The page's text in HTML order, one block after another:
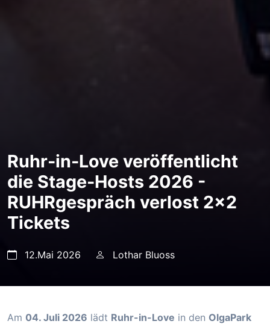
Ruhr-in-Love veröffentlicht
die Stage-Hosts 2026 -
RUHRgespräch verlost 2x2
Tickets
12.Mai 2026 Lothar Bluoss
Am 04. Juli 2026 lädt Ruhr-in-Love in den OlgaPark